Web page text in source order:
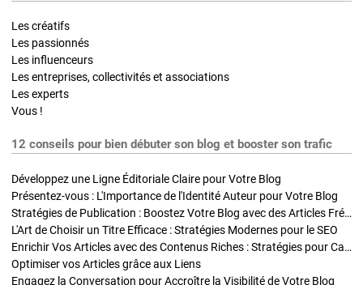
Les créatifs
Les passionnés
Les influenceurs
Les entreprises, collectivités et associations
Les experts
Vous !
12 conseils pour bien débuter son blog et booster son trafic
Développez une Ligne Éditoriale Claire pour Votre Blog
Présentez-vous : L'Importance de l'Identité Auteur pour Votre Blog
Stratégies de Publication : Boostez Votre Blog avec des Articles Fréquents et Exclusifs
L'Art de Choisir un Titre Efficace : Stratégies Modernes pour le SEO
Enrichir Vos Articles avec des Contenus Riches : Stratégies pour Captiver et Optimiser
Optimiser vos Articles grâce aux Liens
Engagez la Conversation pour Accroître la Visibilité de Votre Blog